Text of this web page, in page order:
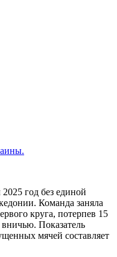
год без единой
Команда заняла
круга, потерпев 15
Показатель
мячей составляет